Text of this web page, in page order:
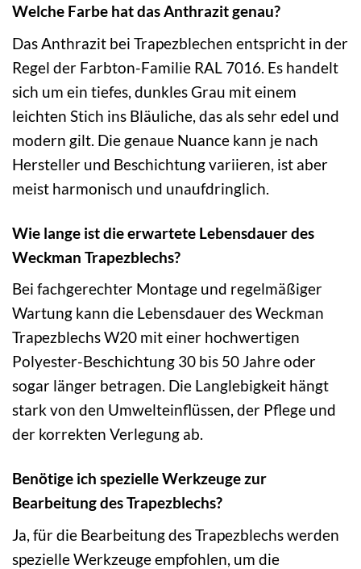
Welche Farbe hat das Anthrazit genau?
Das Anthrazit bei Trapezblechen entspricht in der
Regel der Farbton-Familie RAL 7016. Es handelt
sich um ein tiefes, dunkles Grau mit einem
leichten Stich ins Bläuliche, das als sehr edel und
modern gilt. Die genaue Nuance kann je nach
Hersteller und Beschichtung variieren, ist aber
meist harmonisch und unaufdringlich.
Wie lange ist die erwartete Lebensdauer des
Weckman Trapezblechs?
Bei fachgerechter Montage und regelmäßiger
Wartung kann die Lebensdauer des Weckman
Trapezblechs W20 mit einer hochwertigen
Polyester-Beschichtung 30 bis 50 Jahre oder
sogar länger betragen. Die Langlebigkeit hängt
stark von den Umwelteinflüssen, der Pflege und
der korrekten Verlegung ab.
Benötige ich spezielle Werkzeuge zur
Bearbeitung des Trapezblechs?
Ja, für die Bearbeitung des Trapezblechs werden
spezielle Werkzeuge empfohlen, um die